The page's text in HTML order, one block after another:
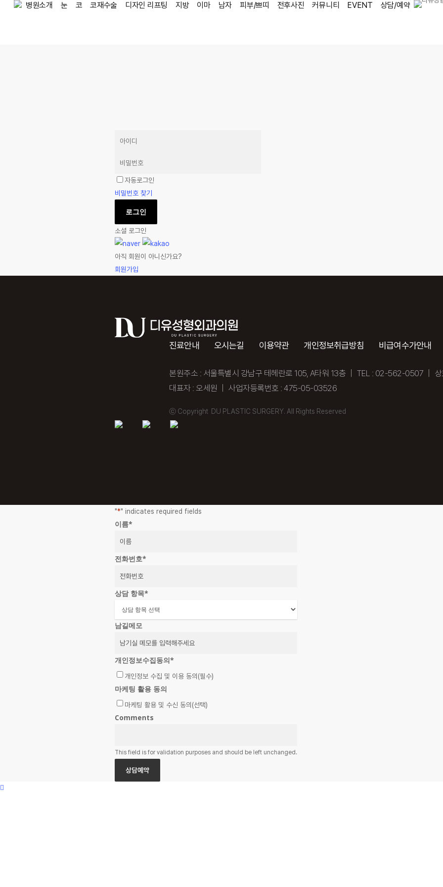
병원소개 눈 코 코재수술 디자인 리프팅 지방 이마 남자 피부/쁘띠 전후사진 커뮤니티 EVENT 상담/예약
자동로그인
비밀번호 찾기
로그인
소셜 로그인
아직 회원이 아니신가요?
회원가입
진료안내 오시는길 이용약관 개인정보취급방침 비급여수가안내
본원주소 : 서울특별시 강남구 테헤란로 105, A타워 13층 ｜ TEL : 02-562-0507 ｜ 상
대표자 : 오세원 ｜ 사업자등록번호 : 475-05-03526
ⓒ Copyright DU PLASTIC SURGERY. All Rights Reserved
"*" indicates required fields
이름*
전화번호*
상담 항목*
남길메모
개인정보수집동의*
개인정보 수집 및 이용 동의(필수)
마케팅 활용 동의
마케팅 활용 및 수신 동의(선택)
Comments
This field is for validation purposes and should be left unchanged.